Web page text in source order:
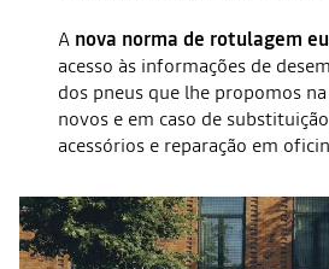
A nova norma de rotulagem
acesso às informações de
dos pneus que lhe propomos
novos e em caso de
acessórios e reparação em